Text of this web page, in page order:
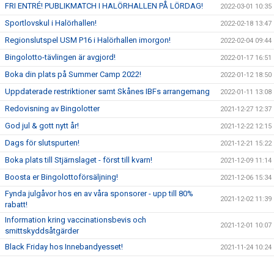
FRI ENTRÉ! PUBLIKMATCH I HALÖRHALLEN PÅ LÖRDAG! 2022-03-01 10:35
Sportlovskul i Halörhallen! 2022-02-18 13:47
Regionslutspel USM P16 i Halörhallen imorgon! 2022-02-04 09:44
Bingolotto-tävlingen är avgjord! 2022-01-17 16:51
Boka din plats på Summer Camp 2022! 2022-01-12 18:50
Uppdaterade restriktioner samt Skånes IBFs arrangemang 2022-01-11 13:08
Redovisning av Bingolotter 2021-12-27 12:37
God jul & gott nytt år! 2021-12-22 12:15
Dags för slutspurten! 2021-12-21 15:22
Boka plats till Stjärnslaget - först till kvarn! 2021-12-09 11:14
Boosta er Bingolottoförsäljning! 2021-12-06 15:34
Fynda julgåvor hos en av våra sponsorer - upp till 80%
rabatt!
2021-12-02 11:39
Information kring vaccinationsbevis och
smittskyddsåtgärder
2021-12-01 10:07
Black Friday hos Innebandyesset! 2021-11-24 10:24